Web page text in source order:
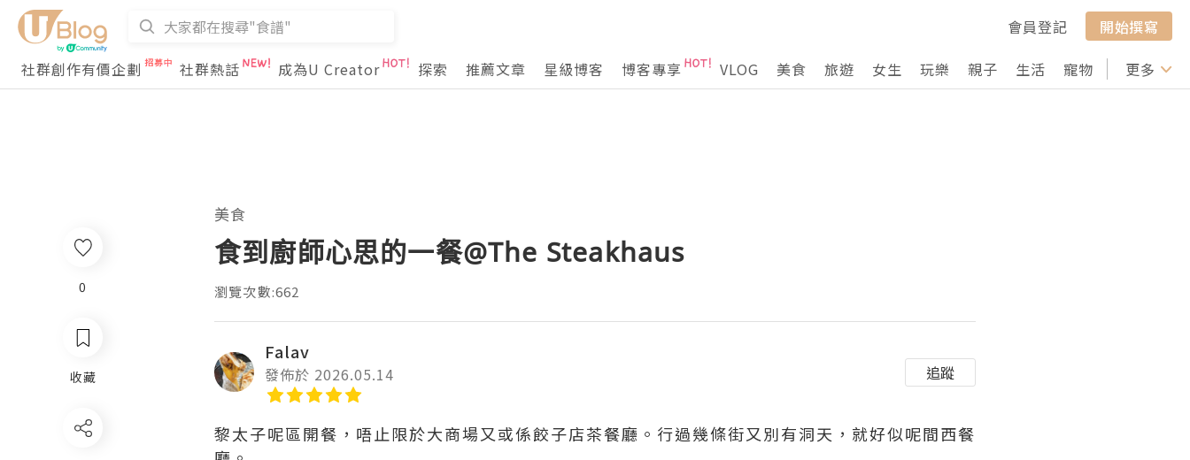
會員登記
開始撰寫
社群創作有價企劃
社群熱話 成為U Creator 探索 推薦文章 星級博客 博客專享 VLOG 美食 旅遊 女生 玩樂 親子 生活 寵物 行山 打卡
更多
0
收藏
美食
食到廚師心思的一餐@The Steakhaus
瀏覽次數:662
Falav
發佈於 2026.05.14 追蹤
黎太子呢區開餐，唔止限於大商場又或係餃子店茶餐廳。行過幾條街又別有洞天，就好似呢間西餐